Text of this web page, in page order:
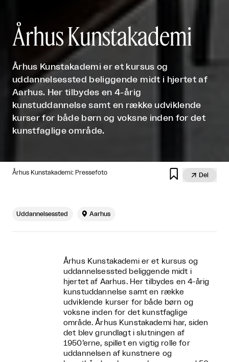
​ Århus Kunstakademi
Århus Kunstakademi er et kursus og
uddannelsessted beliggende midt i hjertet af
Aarhus. Her tilbydes en 4-årig
kunstuddannelse samt en række udviklende
kurser for både børn og voksne inden for det
kunstfaglige område.
​ Århus Kunstakademi: Pressefoto   Del
Uddannelsessted  Aarhus
Århus Kunstakademi er et kursus og
uddannelsessted beliggende midt i
hjertet af Aarhus. Her tilbydes en 4-årig
kunstuddannelse samt en række
udviklende kurser for både børn og
voksne inden for det kunstfaglige
område. Århus Kunstakademi har, siden
det blev grundlagt i slutningen af
1950’erne, spillet en vigtig rolle for
uddannelsen af kunstnere og